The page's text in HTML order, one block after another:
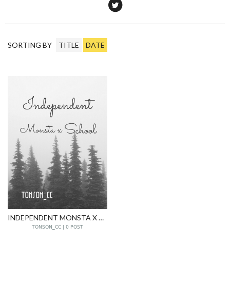
SORTING BY TITLE DATE
INDEPENDENT MONSTA X SCHOOLโรงเรียนไม่ธรรมดา-จูเอ็ม
TONSON_CC | 0 POST